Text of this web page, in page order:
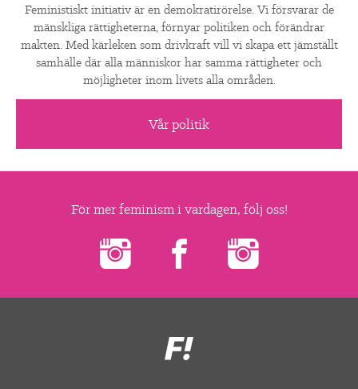
Feministiskt initiativ är en demokratirörelse. Vi försvarar de
mänskliga rättigheterna, förnyar politiken och förändrar
makten. Med kärleken som drivkraft vill vi skapa ett jämställt
samhälle där alla människor har samma rättigheter och
möjligheter inom livets alla områden.
Vår politik
För mer feminism i vardagen, följ oss!
Feministiskt
initiativ